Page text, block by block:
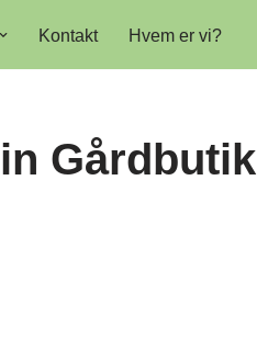
Kontakt Hvem er vi?
Gårdbutik